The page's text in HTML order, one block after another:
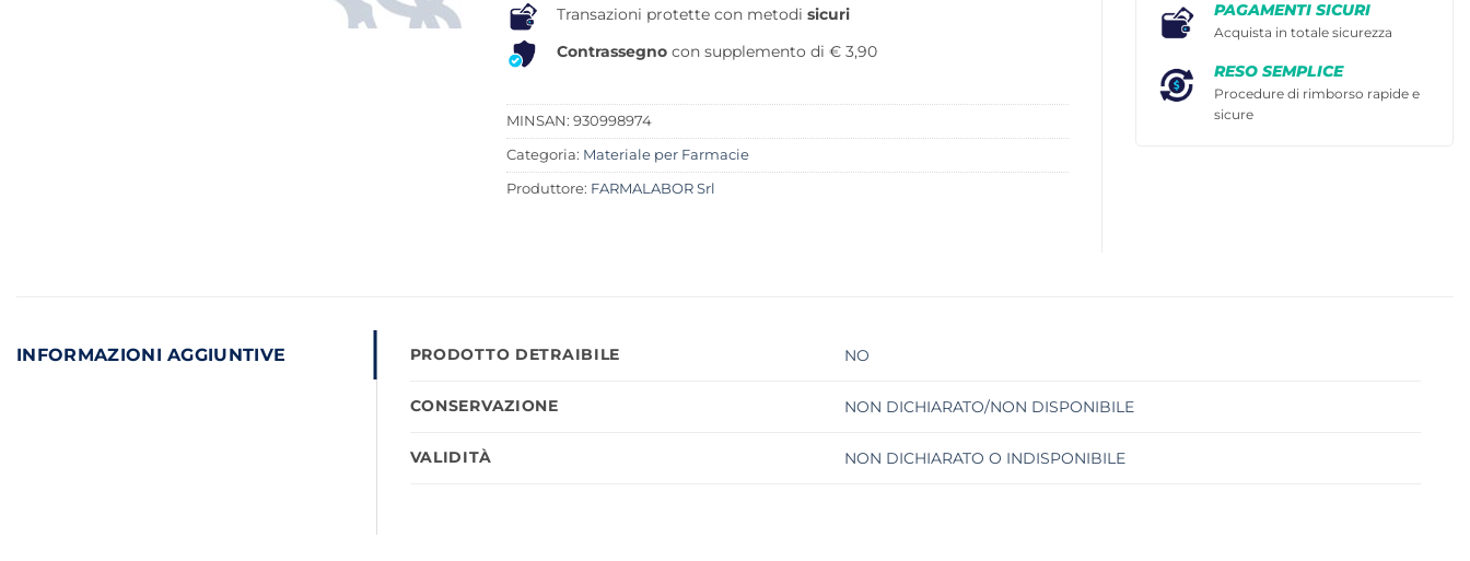
Transazioni protette con metodi sicuri
Contrassegno con supplemento di € 3,90
MINSAN: 930998974
Categoria: Materiale per Farmacie
Produttore: FARMALABOR Srl
PAGAMENTI SICURI
Acquista in totale sicurezza
RESO SEMPLICE
Procedure di rimborso rapide e
sicure
INFORMAZIONI AGGIUNTIVE PRODOTTO DETRAIBILE NO
CONSERVAZIONE NON DICHIARATO/NON DISPONIBILE
VALIDITÀ NON DICHIARATO O INDISPONIBILE